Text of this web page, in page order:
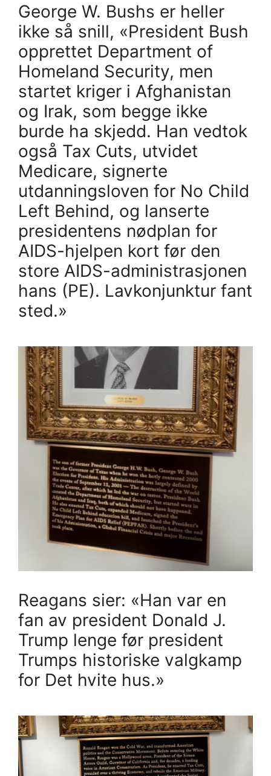
George W. Bushs er heller
ikke så snill, «President Bush
opprettet Department of
Homeland Security, men
startet kriger i Afghanistan
og Irak, som begge ikke
burde ha skjedd. Han vedtok
også Tax Cuts, utvidet
Medicare, signerte
utdanningsloven for No Child
Left Behind, og lanserte
presidentens nødplan for
AIDS-hjelpen kort før den
store AIDS-administrasjonen
hans (PE). Lavkonjunktur fant
sted.»
Reagans sier: «Han var en
fan av president Donald J.
Trump lenge før president
Trumps historiske valgkamp
for Det hvite hus.»